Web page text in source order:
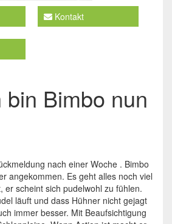
Kontakt
bin Bimbo nun
nach einer Woche . Bimbo
angekommen. Es geht alles noch viel
er scheint sich pudelwohl zu fühlen.
läuft und dass Hühner nicht gejagt
immer besser. Mit Beaufsichtigung